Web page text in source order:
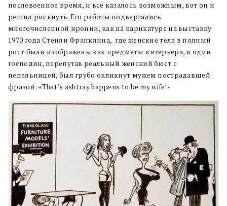
послевоенное время, и все казалось возможным, вот он и
решил рискнуть. Его работы подвергались
многочисленной иронии, как на карикатуре на выставку
1970 года Стенли Франклина, где женские тела в полный
рост были изображены как предметы интерьера, и один
господин, перепутав реальный женский бюст с
пепельницей, был грубо окликнут мужем пострадавшей
фразой: «That’s ashtray happens to be my wife!»